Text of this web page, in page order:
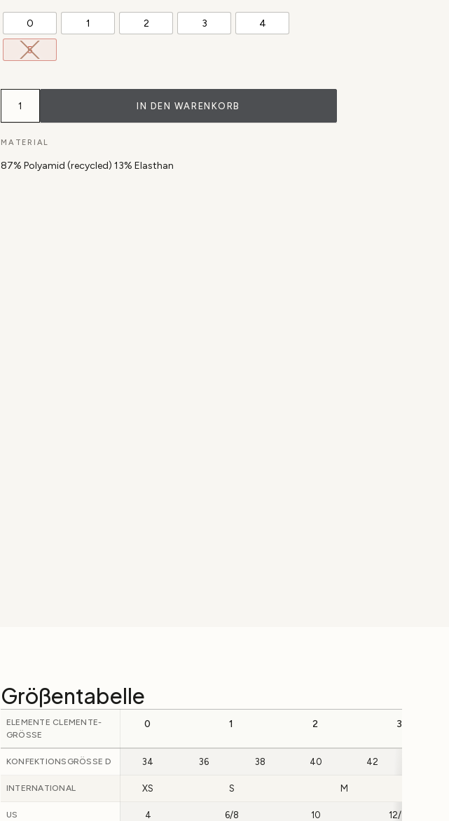
0 1 2 3 4
5
Shirt
Smilan
gerippter,
recycelter
Mikrofaser
Menge
IN DEN WARENKORB
MATERIAL
87% Polyamid (recycled) 13% Elasthan
Größentabelle
ELEMENTE CLEMENTE-
GRÖSSE
0 1 2 3
KONFEKTIONSGRÖSSE D 34 36 38 40 42
INTERNATIONAL XS S M
US 4 6/8 10 12/14